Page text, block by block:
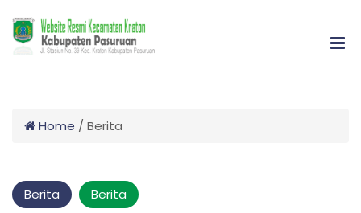
Home / Berita
Berita Berita